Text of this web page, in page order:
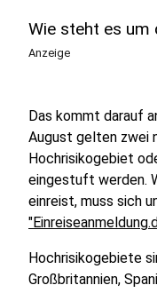
Wie steht es um
Anzeige
Das kommt darauf
August gelten zwei
Hochrisikogebiet
eingestuft werden.
einreist, muss sich
Hochrisikogebiete
Großbritannien,